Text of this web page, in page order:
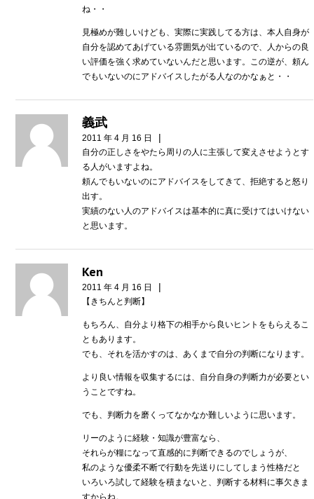
ね・・
見極めが難しいけども、実際に実践してる方は、本人自身が
自分を認めてあげている雰囲気が出ているので、人からの良
い評価を強く求めていないんだと思います。この逆が、頼ん
でもいないのにアドバイスしたがる人なのかなぁと・・
義武
2011 年 4 月 16 日 |
自分の正しさをやたら周りの人に主張して変えさせようとす
る人がいますよね。
頼んでもいないのにアドバイスをしてきて、拒絶すると怒り
出す。
実績のない人のアドバイスは基本的に真に受けてはいけない
と思います。
Ken
2011 年 4 月 16 日 |
【きちんと判断】
もちろん、自分より格下の相手から良いヒントをもらえるこ
ともあります。
でも、それを活かすのは、あくまで自分の判断になります。
より良い情報を収集するには、自分自身の判断力が必要とい
うことですね。
でも、判断力を磨くってなかなか難しいように思います。
リーのように経験・知識が豊富なら、
それらが糧になって直感的に判断できるのでしょうが、
私のような優柔不断で行動を先送りにしてしまう性格だと
いろいろ試して経験を積まないと、判断する材料に事欠きま
すからね。